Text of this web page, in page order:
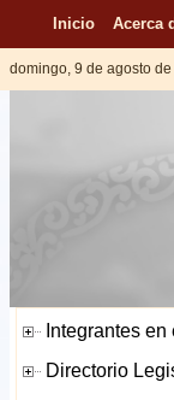
Inicio Acerca
domingo, 9 de agosto